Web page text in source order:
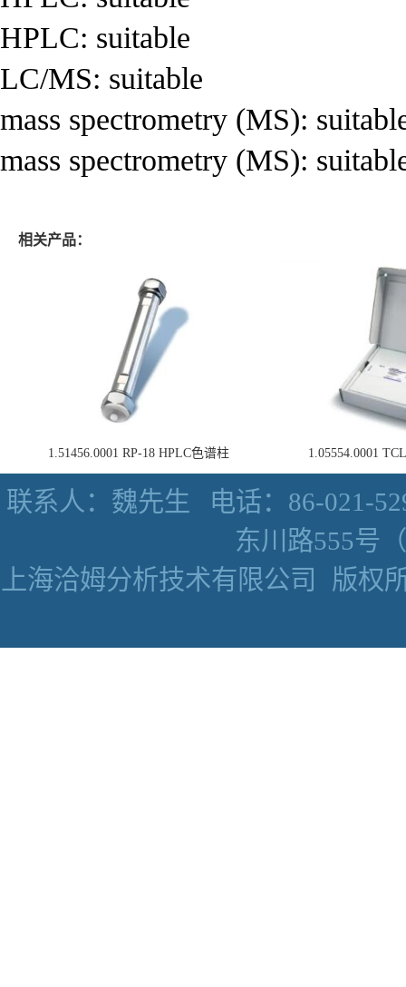
HPLC: suitable
LC/MS: suitable
mass spectrometry (MS):
mass spectrometry (MS):
相关产品：
1.51456.0001 RP-18 HPLC色谱柱 1.05554.0001
联系人：魏先生
电话：86-021-
东川路555号
上海洽姆分析技术有限公司
版权